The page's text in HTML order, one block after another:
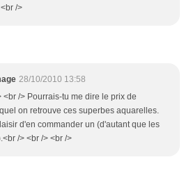
/>
28/10/2010 13:58
<br /> Pourrais-tu me dire le prix de
on retrouve ces superbes aquarelles.
d'en commander un (d'autant que les
/> <br /> <br />